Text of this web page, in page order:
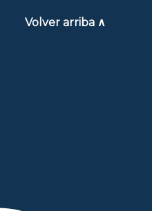
Volver arriba ∧